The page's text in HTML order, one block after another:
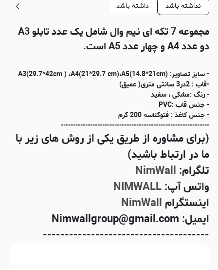
نداشته باشد داشته باشد
مجموعه 7 تکه ای نیم وال شامل یک عدد تابلو A3
دو عدد A4 و چهار عدد A5 است.
- سایز تصاویر: (A3(29.7*42cm ) ،A4(21*29.7 cm)،A5(14.8*21cm
-قاب : 2در3 سانتی متری( عمیق)
- رنگ :مشکی ، سفید
- جنس قاب :PVC
- جنس کاغذ : فتوگلاسه 200 گرم
-------------------------------------------------------------
(برای مشاوره از طریق یکی از روش های زیر با
ما در ارتباط باشید)
تلگرام: NimWall
واتس آپ:NIMWALL
اینستگرامNimWall
ایمیل: Nimwallgroup@gmail.com
--------------------------------------